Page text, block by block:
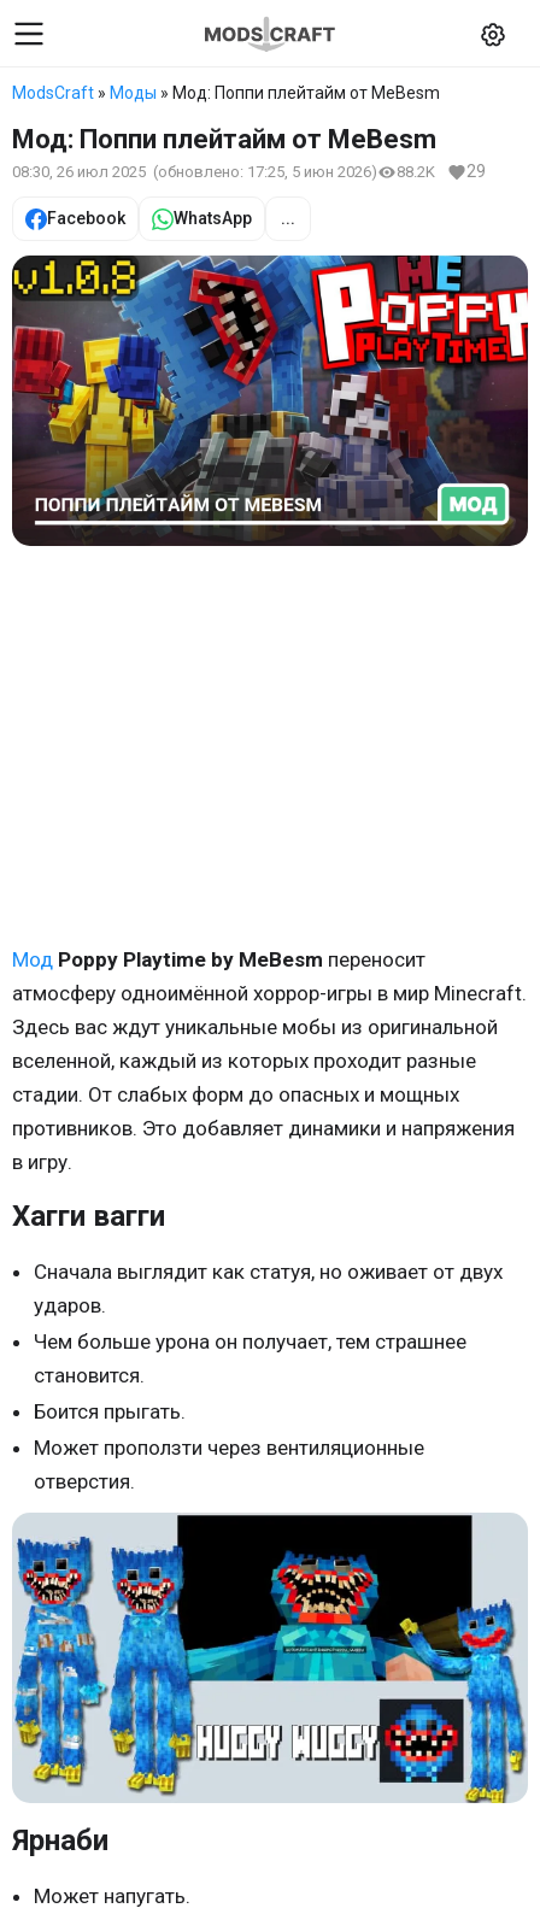
ModsCraft » Моды » Мод: Поппи плейтайм от MeBesm
Мод: Поппи плейтайм от MeBesm
08:30, 26 июл 2025 (обновлено: 17:25, 5 июн 2026) 88.2K 29
Facebook WhatsApp ...
Мод Poppy Playtime by MeBesm переносит
атмосферу одноимённой хоррор-игры в мир Minecraft.
Здесь вас ждут уникальные мобы из оригинальной
вселенной, каждый из которых проходит разные
стадии. От слабых форм до опасных и мощных
противников. Это добавляет динамики и напряжения
в игру.
Хагги вагги
Сначала выглядит как статуя, но оживает от двух
ударов.
Чем больше урона он получает, тем страшнее
становится.
Боится прыгать.
Может проползти через вентиляционные
отверстия.
Ярнаби
Может напугать.